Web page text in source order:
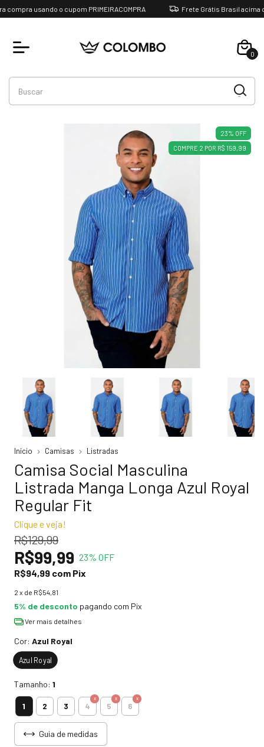
usando o cupom PRIMEIRACOMPRA Frete Grátis Brasil acima de
0
23% OFF
COMPRE 2 POR R$ 159,99
Início Camisas Listradas
Camisa Social Masculina
Listrada Manga Longa Azul Royal
Regular Fit
Clique e veja!
R$129,99
R$99,99 23% OFF
R$94,99 com Pix
2 x de R$54,81
5% de desconto pagando com Pix
Ver mais detalhes
Cor: Azul Royal
Azul Royal
Tamanho: 1
1 2 3 4 5 6
Guia de medidas